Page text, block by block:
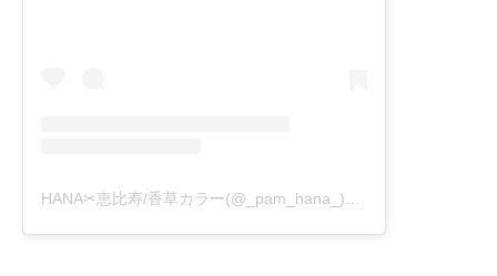
HANA✂︎恵比寿/香草カラー(@_pam_hana_)がシェアした投稿